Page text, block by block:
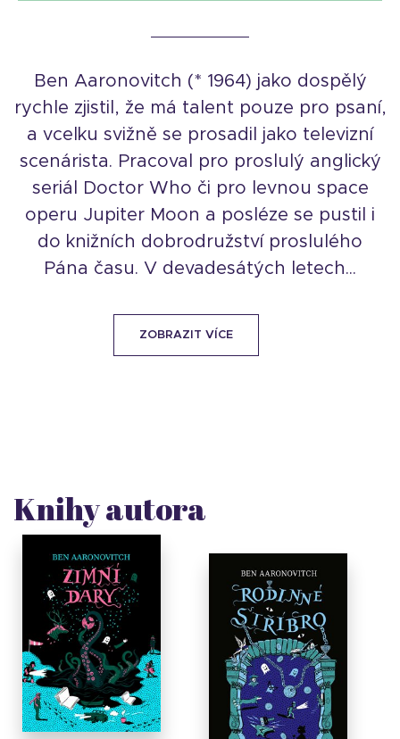
Ben Aaronovitch (* 1964) jako dospělý
rychle zjistil, že má talent pouze pro psaní,
a vcelku svižně se prosadil jako televizní
scenárista. Pracoval pro proslulý anglický
seriál Doctor Who či pro levnou space
operu Jupiter Moon a posléze se pustil i
do knižních dobrodružství proslulého
Pána času. V devadesátých letech...
ZOBRAZIT VÍCE
Knihy autora